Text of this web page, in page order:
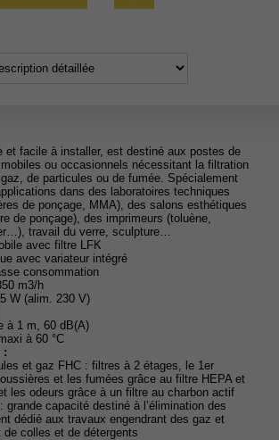
et facile à installer, est destiné aux postes de
ou occasionnels nécessitant la filtration
de particules ou de fumée. Spécialement
dans des laboratoires techniques
de ponçage, MMA), des salons esthétiques
de ponçage), des imprimeurs (toluène,
travail du verre, sculpture…
avec filtre LFK
avec variateur intégré
consommation
m3/h
W (alim. 230 V)
à 1 m, 60 dB(A)
à 60 °C
:
et gaz FHC : filtres à 2 étages, le 1er
et les fumées grâce au filtre HEPA et
les odeurs grâce à un filtre au charbon actif
grande capacité destiné à l’élimination des
dédié aux travaux engendrant des gaz et
de colles et de détergents